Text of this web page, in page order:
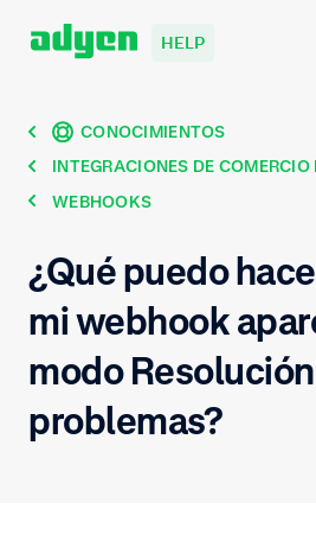
HELP
CONOCIMIENTOS
INTEGRACIONES DE COMERCIO
WEBHOOKS
¿Qué puedo
mi webhook
modo
problemas?